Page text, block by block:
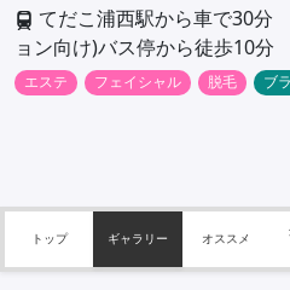
てだこ浦西駅から車で30分
ョン向け)バス停から徒歩10分
エステ フェイシャル 脱毛 ブ
トップ ギャラリー オススメ